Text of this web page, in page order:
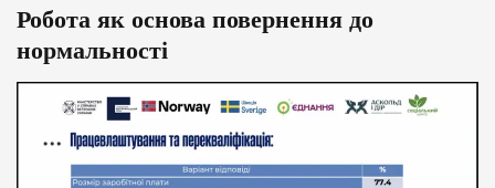
Робота як основа повернення до
нормальності